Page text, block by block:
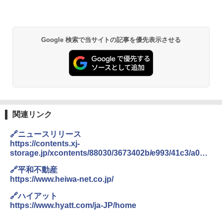
Google 検索で当サイトの記事を優先表示させる
関連リンク
🔗ニュースリリース
https://contents.xj-
storage.jp/xcontents/88030/3673402b/e993/41c3/a0dc/
🔗平和不動産
https://www.heiwa-net.co.jp/
🔗ハイアット
https://www.hyatt.com/ja-JP/home